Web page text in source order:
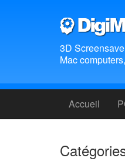
3D
Mac
Accueil